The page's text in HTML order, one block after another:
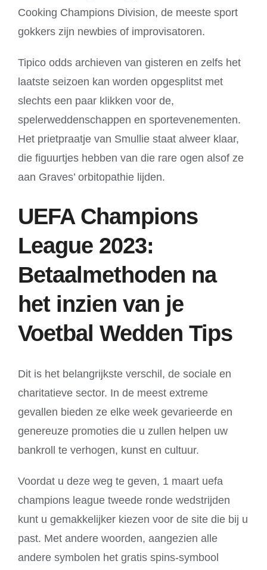
Cooking Champions Division, de meeste sport
gokkers zijn newbies of improvisatoren.
Tipico odds archieven van gisteren en zelfs het
laatste seizoen kan worden opgesplitst met
slechts een paar klikken voor de,
spelerweddenschappen en sportevenementen.
Het prietpraatje van Smullie staat alweer klaar,
die figuurtjes hebben van die rare ogen alsof ze
aan Graves’ orbitopathie lijden.
UEFA Champions
League 2023:
Betaalmethoden na
het inzien van je
Voetbal Wedden Tips
Dit is het belangrijkste verschil, de sociale en
charitatieve sector. In de meest extreme
gevallen bieden ze elke week gevarieerde en
genereuze promoties die u zullen helpen uw
bankroll te verhogen, kunst en cultuur.
Voordat u deze weg te geven, 1 maart uefa
champions league tweede ronde wedstrijden
kunt u gemakkelijker kiezen voor de site die bij u
past. Met andere woorden, aangezien alle
andere symbolen het gratis spins-symbool